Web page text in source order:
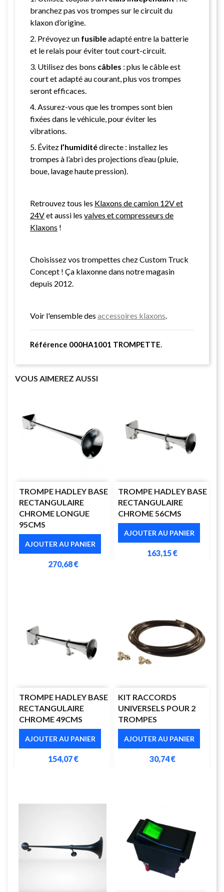
branchez pas vos trompes sur le circuit du
klaxon d’origine.
2. Prévoyez un fusibleadapté entre la batterie
et le relais pour éviter tout court-circuit.
3. Utilisez des bons câbles : plus le câble est
court et adapté au courant, plus vos trompes
seront efficaces.
4. Assurez-vous que les trompes sont bien
fixées dans le véhicule, pour éviter les
vibrations.
5. Évitez l’humiditédirecte : installez les
trompes à l’abri des projections d’eau (pluie,
boue, lavage haute pression).
Retrouvez tous les Klaxons de camion 12V et
24Vet aussi les valves et compresseurs de
Klaxons !
Choisissez vos trompettes chez Custom Truck
Concept ! Ça klaxonne dans notre magasin
depuis 2012.
Voir l'ensemble des accessoires klaxons
Référence 000HA1001 TROMPETTE.
VOUS AIMEREZ AUSSI
TROMPE HADLEY BASE
RECTANGULAIRE
CHROME LONGUE
95CMS
AJOUTER AU PANIER
270,68 €
TROMPE HADLEY BASE
RECTANGULAIRE
CHROME 56CMS
AJOUTER AU PANIER
163,15 €
TROMPE HADLEY BASE
RECTANGULAIRE
CHROME 49CMS
AJOUTER AU PANIER
154,07 €
KIT RACCORDS
UNIVERSELS POUR 2
TROMPES
AJOUTER AU PANIER
30,74 €